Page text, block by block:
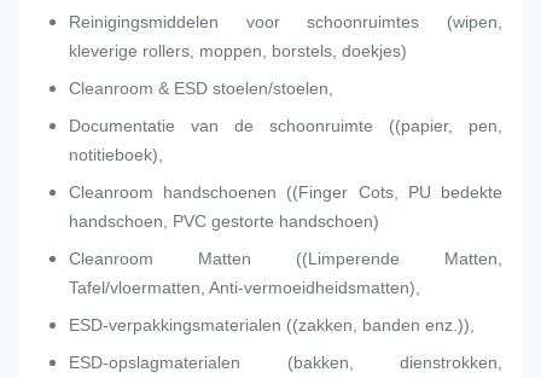
Reinigingsmiddelen voor schoonruimtes (wipen,
kleverige rollers, moppen, borstels, doekjes)
Cleanroom & ESD stoelen/stoelen,
Documentatie van de schoonruimte ((papier, pen,
notitieboek),
Cleanroom handschoenen ((Finger Cots, PU bedekte
handschoen, PVC gestorte handschoen)
Cleanroom Matten ((Limperende Matten,
Tafel/vloermatten, Anti-vermoeidheidsmatten),
ESD-verpakkingsmaterialen ((zakken, banden enz.)),
ESD-opslagmaterialen (bakken, dienstrokken,